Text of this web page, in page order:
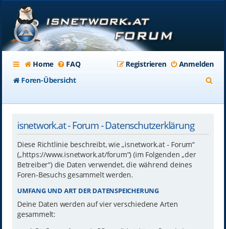
Home FAQ Anmelden
Registrieren
Foren-Übersicht
isnetwork.at - Forum - Datenschutzerklärung
Diese Richtlinie beschreibt, wie „isnetwork.at - Forum“
(„https://www.isnetwork.at/forum“) (im Folgenden „der
Betreiber“) die Daten verwendet, die während deines
Foren-Besuchs gesammelt werden.
UMFANG UND ART DER DATENSPEICHERUNG
Deine Daten werden auf vier verschiedene Arten
gesammelt: